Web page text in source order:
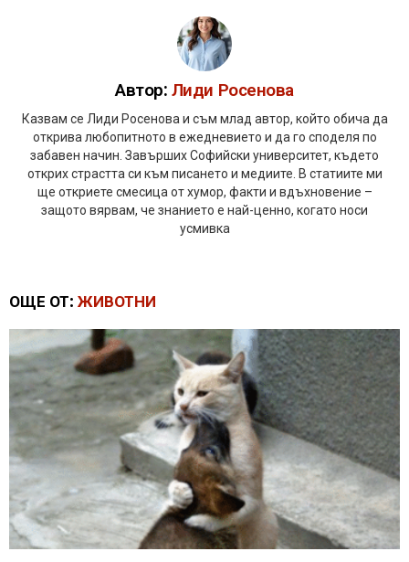
Автор:Лиди Росенова
Казвам се Лиди Росенова и съм млад автор, който обича да
открива любопитното в ежедневието и да го споделя по
забавен начин. Завърших Софийски университет, където
открих страстта си към писането и медиите. В статиите ми
ще откриете смесица от хумор, факти и вдъхновение –
защото вярвам, че знанието е най-ценно, когато носи
усмивка
ОЩЕ ОТ: ЖИВОТНИ